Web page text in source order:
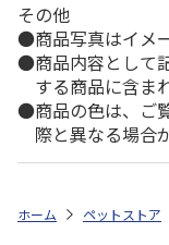
その他
商品写真はイメ
商品内容として
する商品に含ま
商品の色は、ご
際と異なる場合
ホーム ペットストア